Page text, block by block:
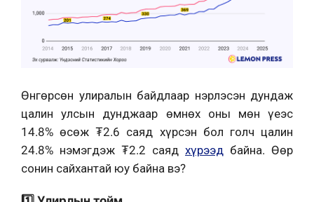
Өнгөрсөн улиралын байдлаар нэрлэсэн дундаж
цалин улсын дунджаар өмнөх оны мөн үеэс
14.8% өсөж ₮2.6 саяд хүрсэн бол голч цалин
24.8% нэмэгдэж ₮2.2 саяд хүрээд байна. Өөр
сонин сайхантай юу байна вэ?